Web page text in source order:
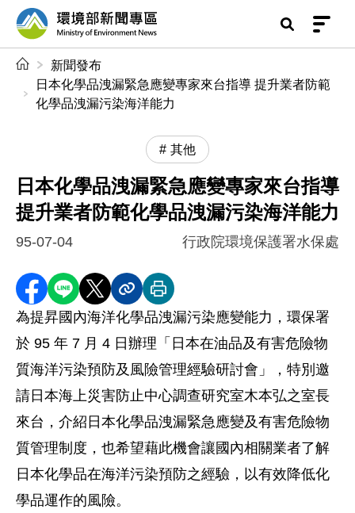
前往中央內容區塊
環境部新聞專區
新聞發布
日本化學品洩漏緊急應變專家來台指導 提升業者防範
化學品洩漏污染海洋能力
其他
日本化學品洩漏緊急應變專家來台指導
提升業者防範化學品洩漏污染海洋能力
95-07-04 行政院環境保護署水保處
分享至 Facebook
分享到 LINE
分享到 X分享內容連結
列印本頁
為提昇國內海洋化學品洩漏污染應變能力，環保署
於 95 年 7 月 4 日辦理「日本在油品及有害危險物
質海洋污染預防及風險管理經驗研討會」，特別邀
請日本海上災害防止中心調查研究室木本弘之室長
來台，介紹日本化學品洩漏緊急應變及有害危險物
質管理制度，也希望藉此機會讓國內相關業者了解
日本化學品在海洋污染預防之經驗，以有效降低化
學品運作的風險。